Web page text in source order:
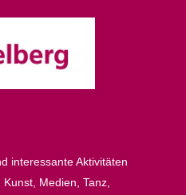
interessante Aktivitäten
Medien, Tanz,